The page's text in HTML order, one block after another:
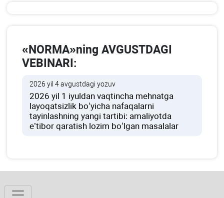
«NORMA»ning AVGUSTDAGI
VEBINARI:
2026 yil 4 avgustdagi yozuv
2026 yil 1 iyuldan vaqtincha mehnatga
layoqatsizlik boʻyicha nafaqalarni
tayinlashning yangi tartibi: amaliyotda
e’tibor qaratish lozim boʻlgan masalalar